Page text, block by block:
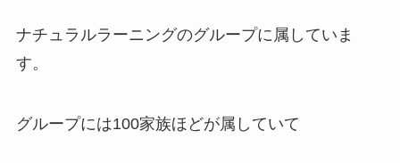
ナチュラルラーニングのグループに属していま
す。
グループには100家族ほどが属していて